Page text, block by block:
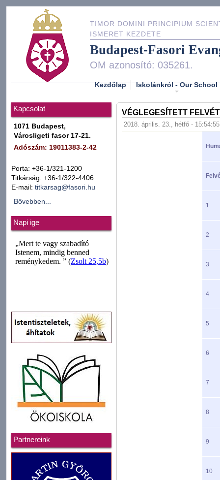
TIMOR DOMINI PRINCIPIUM
ISMERET KEZDETE
Budapest-Fasori
OM azonosító: 035261.
Kezdőlap Iskolánkról - Our School
Kapcsolat
1071 Budapest,
Városligeti fasor 17-21.
Adószám: 19011383-2-42
Porta: +36-1/321-1200
Titkárság: +36-1/322-4406
E-mail: titkarsag@fasori.hu
Bővebben...
Napi ige
Partnereink
VÉGLEGESÍTETT
2018. április. 23., hétfő - 15:54:55
1
2
3
4
5
6
7
8
9
10